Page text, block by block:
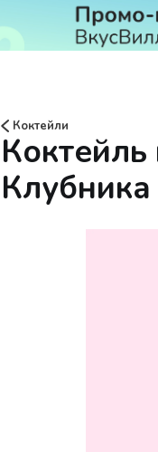
Коктейли